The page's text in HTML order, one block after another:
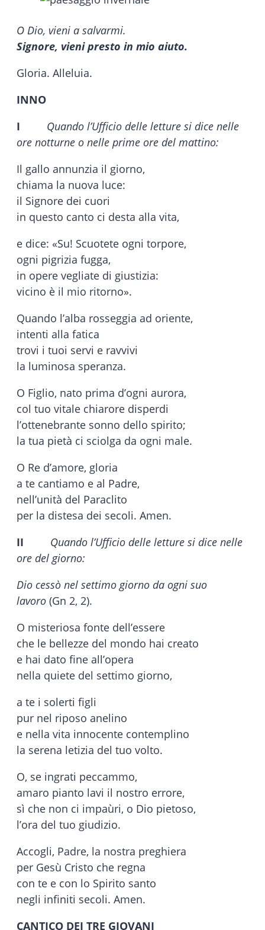
O Dio, vieni a salvarmi.
Signore, vieni presto in mio aiuto.
Gloria. Alleluia.
INNO
I
Quando l’Ufficio delle letture si dice nelle
ore notturne o nelle prime ore del mattino:
Il gallo annunzia il giorno,
chiama la nuova luce:
il Signore dei cuori
in questo canto ci desta alla vita,
e dice: «Su! Scuotete ogni torpore,
ogni pigrizia fugga,
in opere vegliate di giustizia:
vicino è il mio ritorno».
Quando l’alba rosseggia ad oriente,
intenti alla fatica
trovi i tuoi servi e ravvivi
la luminosa speranza.
O Figlio, nato prima d’ogni aurora,
col tuo vitale chiarore disperdi
l’ottenebrante sonno dello spirito;
la tua pietà ci sciolga da ogni male.
O Re d’amore, gloria
a te cantiamo e al Padre,
nell’unità del Paraclito
per la distesa dei secoli. Amen.
II
Quando l’Ufficio delle letture si dice nelle
ore del giorno:
Dio cessò nel settimo giorno da ogni suo
lavoro (Gn 2, 2).
O misteriosa fonte dell’essere
che le bellezze del mondo hai creato
e hai dato fine all’opera
nella quiete del settimo giorno,
a te i solerti figli
pur nel riposo anelino
e nella vita innocente contemplino
la serena letizia del tuo volto.
O, se ingrati peccammo,
amaro pianto lavi il nostro errore,
sì che non ci impaùri, o Dio pietoso,
l’ora del tuo giudizio.
Accogli, Padre, la nostra preghiera
per Gesù Cristo che regna
con te e con lo Spirito santo
negli infiniti secoli. Amen.
CANTICO DEI TRE GIOVANI